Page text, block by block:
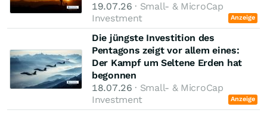
19.07.26 · Small- & MicroCap
Investment
Anzeige
Die jüngste Investition des
Pentagons zeigt vor allem eines:
Der Kampf um Seltene Erden hat
begonnen
18.07.26 · Small- & MicroCap
Investment
Anzeige